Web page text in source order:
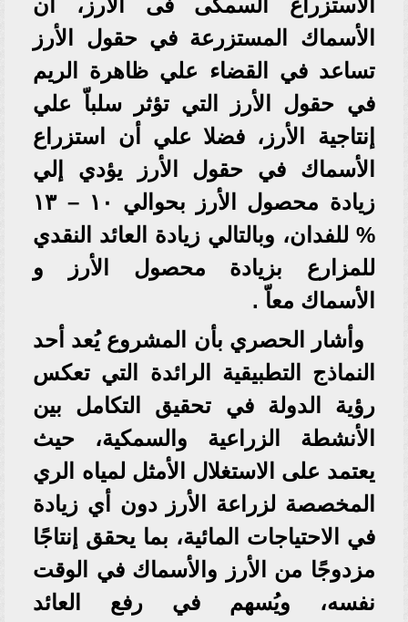
الاستزراع السمكى فى الارز، أن
الأسماك المستزرعة في حقول الأرز
تساعد في القضاء علي ظاهرة الريم
في حقول الأرز التي تؤثر سلباّ علي
إنتاجية الأرز، فضلا علي أن استزراع
الأسماك في حقول الأرز يؤدي إلي
زيادة محصول الأرز بحوالي ١٠ – ١٣
% للفدان، وبالتالي زيادة العائد النقدي
للمزارع بزيادة محصول الأرز و
الأسماك معاّ .
وأشار الحصري بأن المشروع يُعد أحد
النماذج التطبيقية الرائدة التي تعكس
رؤية الدولة في تحقيق التكامل بين
الأنشطة الزراعية والسمكية، حيث
يعتمد على الاستغلال الأمثل لمياه الري
المخصصة لزراعة الأرز دون أي زيادة
في الاحتياجات المائية، بما يحقق إنتاجًا
مزدوجًا من الأرز والأسماك في الوقت
نفسه، ويُسهم في رفع العائد